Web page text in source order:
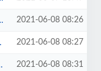
2021-06-08 08:26
2021-06-08 08:27
2021-06-08 08:31